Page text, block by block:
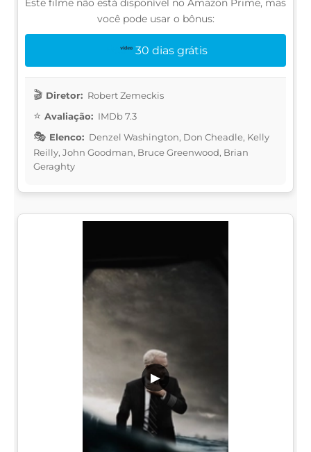
Este filme não está disponível no Amazon Prime, mas
você pode usar o bônus:
30 dias grátis
Diretor: Robert Zemeckis
Avaliação: IMDb 7.3
Elenco: Denzel Washington, Don Cheadle, Kelly
Reilly, John Goodman, Bruce Greenwood, Brian
Geraghty
▶